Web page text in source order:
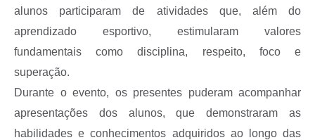
alunos participaram de atividades que, além do
aprendizado esportivo, estimularam valores
fundamentais como disciplina, respeito, foco e
superação.
Durante o evento, os presentes puderam acompanhar
apresentações dos alunos, que demonstraram as
habilidades e conhecimentos adquiridos ao longo das